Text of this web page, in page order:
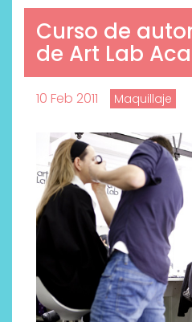
Curso de
de Art Lab
10 Feb 2011 Maquillaje